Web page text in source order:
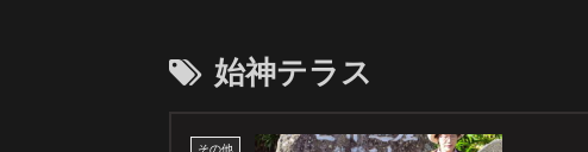
始神テラス
その他